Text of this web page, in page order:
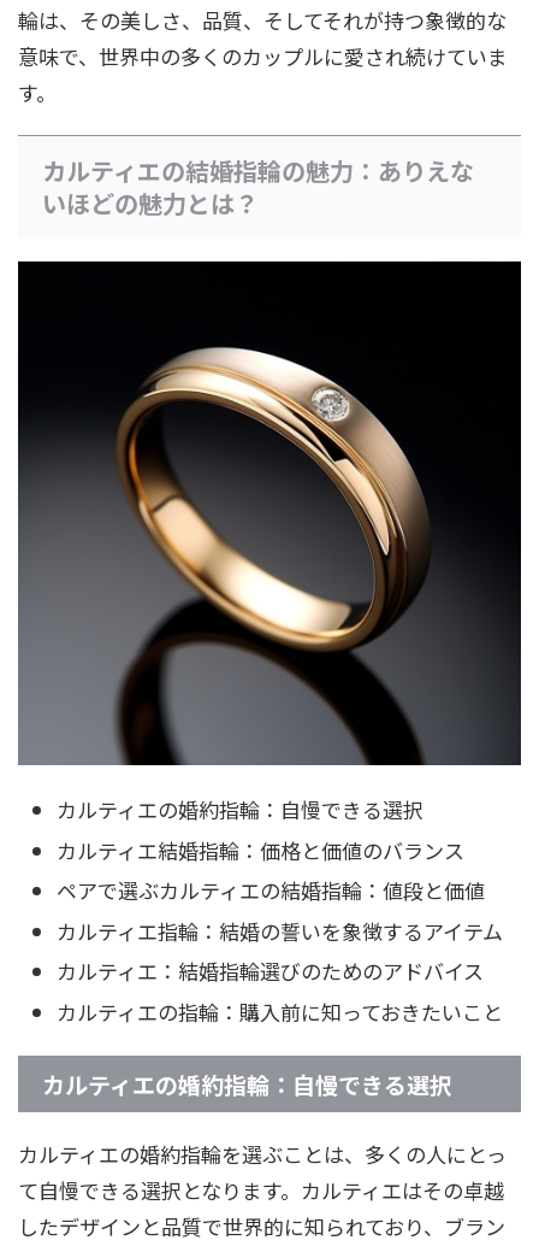
輪は、その美しさ、品質、そしてそれが持つ象徴的な
意味で、世界中の多くのカップルに愛され続けていま
す。
カルティエの結婚指輪の魅力：ありえな
いほどの魅力とは？
カルティエの婚約指輪：自慢できる選択
カルティエ結婚指輪：価格と価値のバランス
ペアで選ぶカルティエの結婚指輪：値段と価値
カルティエ指輪：結婚の誓いを象徴するアイテム
カルティエ：結婚指輪選びのためのアドバイス
カルティエの指輪：購入前に知っておきたいこと
カルティエの婚約指輪：自慢できる選択
カルティエの婚約指輪を選ぶことは、多くの人にとっ
て自慢できる選択となります。カルティエはその卓越
したデザインと品質で世界的に知られており、ブラン